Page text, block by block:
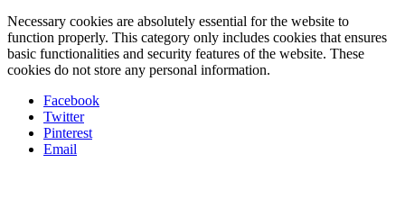
Necessary cookies are absolutely essential for the website to
function properly. This category only includes cookies that ensures
basic functionalities and security features of the website. These
cookies do not store any personal information.
Facebook
Twitter
Pinterest
Email